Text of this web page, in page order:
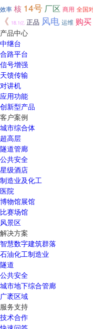
效率 核 14号 厂区 商用 全国
《 18.1亿 正品 风电 运维 购买
产品中心
中继台
合路平台
信号增强
天馈传输
对讲机
应用功能
创新型产品
客户案例
城市综合体
超高层
隧道管廊
公共安全
星级酒店
制造业及化工
医院
博物馆展馆
比赛场馆
风景区
解决方案
智慧数字建筑群落
石油化工制造业
隧道
公共安全
城市地下综合管廊
广袤区域
服务支持
技术合作